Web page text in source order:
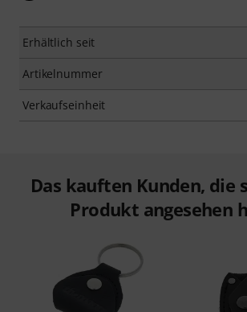
Erhältlich seit
Artikelnummer
Verkaufseinheit
Das kauften Kunden, die
Produkt angesehen